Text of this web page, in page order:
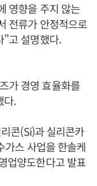
영향을 주지 않는
전류가 안정적으로
고 설명했다.
가 경영 효율화를
다.
콘(Si)과 실리콘카
가스 사업을 한솔케
업양도한다고 발표